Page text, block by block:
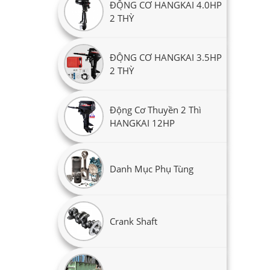
ĐỘNG CƠ HANGKAI 4.0HP
2 THỲ
ĐỘNG CƠ HANGKAI 3.5HP
2 THỲ
Động Cơ Thuyền 2 Thì
HANGKAI 12HP
Danh Mục Phụ Tùng
Crank Shaft